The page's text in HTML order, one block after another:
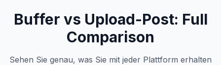
Buffer vs Upload-Post: Full
Comparison
Sehen Sie genau, was Sie mit jeder Plattform erhalten